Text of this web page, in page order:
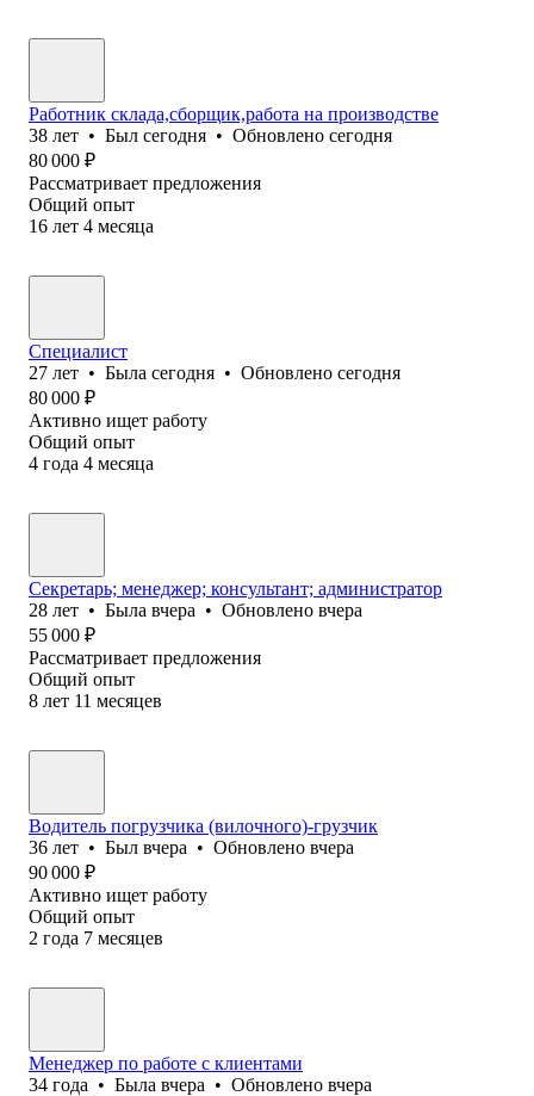
Работник склада,сборщик,работа на производстве
38 лет • Был сегодня • Обновлено сегодня
80 000 ₽
Рассматривает предложения
Общий опыт
16 лет 4 месяца
Специалист
27 лет • Была сегодня • Обновлено сегодня
80 000 ₽
Активно ищет работу
Общий опыт
4 года 4 месяца
Секретарь; менеджер; консультант; администратор
28 лет • Была вчера • Обновлено вчера
55 000 ₽
Рассматривает предложения
Общий опыт
8 лет 11 месяцев
Водитель погрузчика (вилочного)-грузчик
36 лет • Был вчера • Обновлено вчера
90 000 ₽
Активно ищет работу
Общий опыт
2 года 7 месяцев
Менеджер по работе с клиентами
34 года • Была вчера • Обновлено вчера